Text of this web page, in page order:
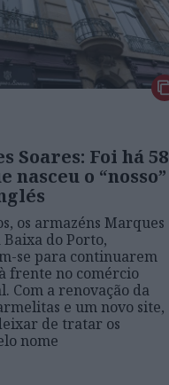
Soares: Foi há 58
nasceu o “nosso”
os armazéns Marques
Baixa do Porto,
se para continuarem
frente no comércio
Com a renovação da
e um novo site,
de tratar os
nome